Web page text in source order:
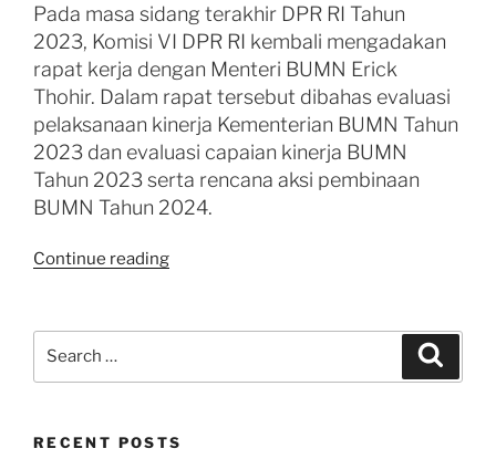
Pada masa sidang terakhir DPR RI Tahun
2023, Komisi VI DPR RI kembali mengadakan
rapat kerja dengan Menteri BUMN Erick
Thohir. Dalam rapat tersebut dibahas evaluasi
pelaksanaan kinerja Kementerian BUMN Tahun
2023 dan evaluasi capaian kinerja BUMN
Tahun 2023 serta rencana aksi pembinaan
BUMN Tahun 2024.
Continue reading“Komisi
RI
Lanjutkan
RECENT POSTS